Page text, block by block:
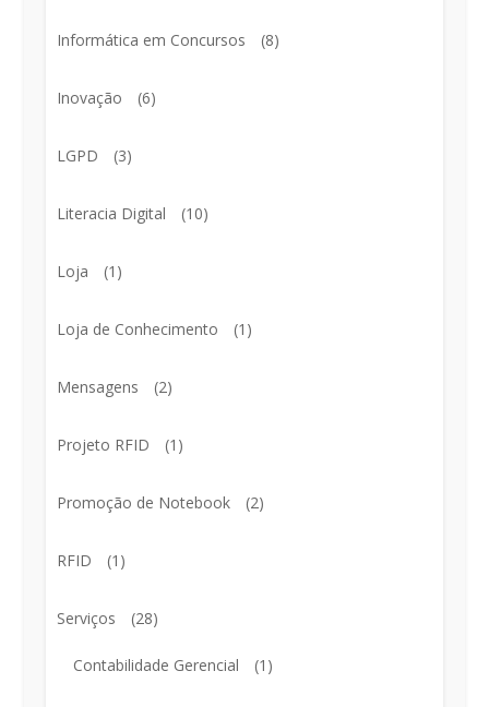
Informática em Concursos (8)
Inovação (6)
LGPD (3)
Literacia Digital (10)
Loja (1)
Loja de Conhecimento (1)
Mensagens (2)
Projeto RFID (1)
Promoção de Notebook (2)
RFID (1)
Serviços (28)
Contabilidade Gerencial (1)